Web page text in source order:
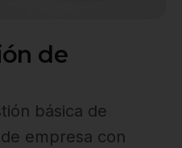
de
básica de
empresa con